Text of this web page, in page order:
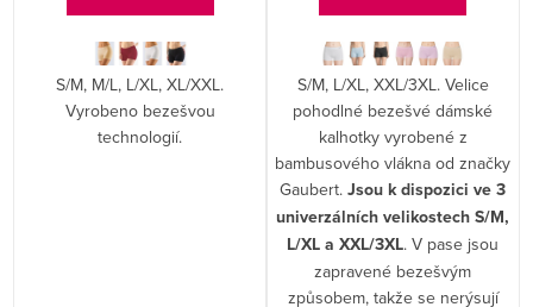
S/M, M/L, L/XL, XL/XXL.
Vyrobeno bezešvou
technologií.
S/M, L/XL, XXL/3XL. Velice
pohodlné bezešvé dámské
kalhotky vyrobené z
bambusového vlákna od značky
Gaubert.Jsou k dispozici ve 3
univerzálních velikostech S/M,
L/XL a XXL/3XL. V pase jsou
zapravené bezešvým
způsobem, takže se nerýsují